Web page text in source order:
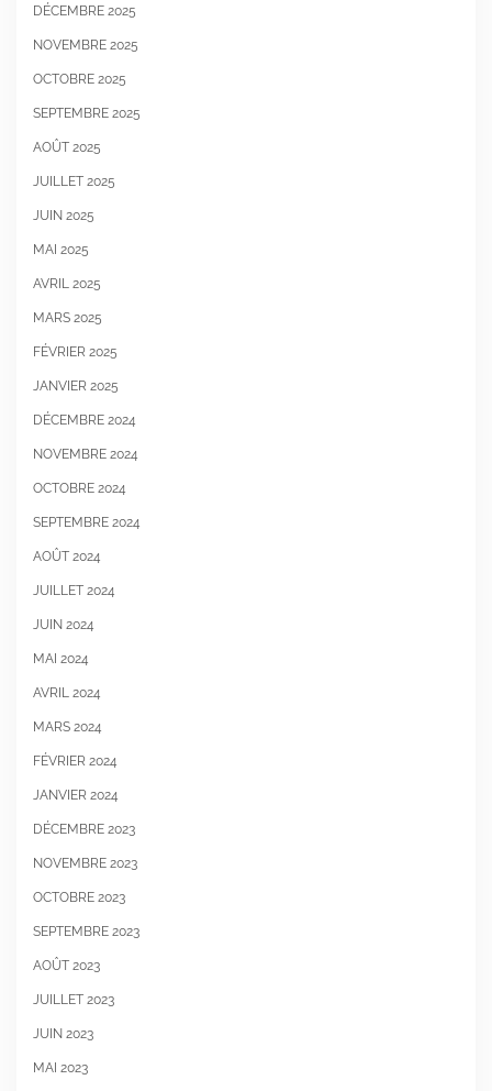
DÉCEMBRE 2025
NOVEMBRE 2025
OCTOBRE 2025
SEPTEMBRE 2025
AOÛT 2025
JUILLET 2025
JUIN 2025
MAI 2025
AVRIL 2025
MARS 2025
FÉVRIER 2025
JANVIER 2025
DÉCEMBRE 2024
NOVEMBRE 2024
OCTOBRE 2024
SEPTEMBRE 2024
AOÛT 2024
JUILLET 2024
JUIN 2024
MAI 2024
AVRIL 2024
MARS 2024
FÉVRIER 2024
JANVIER 2024
DÉCEMBRE 2023
NOVEMBRE 2023
OCTOBRE 2023
SEPTEMBRE 2023
AOÛT 2023
JUILLET 2023
JUIN 2023
MAI 2023